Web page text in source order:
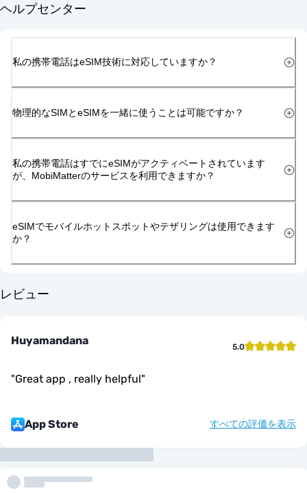
ヘルプセンター
私の携帯電話はeSIM技術に対応していますか？
物理的なSIMとeSIMを一緒に使うことは可能ですか？
私の携帯電話はすでにeSIMがアクティベートされています
が、MobiMatterのサービスを利用できますか？
eSIMでモバイルホットスポットやテザリングは使用できます
か？
レビュー
Huyamandana 5.0
"Great app , really helpful"
App Store すべての評価を表示